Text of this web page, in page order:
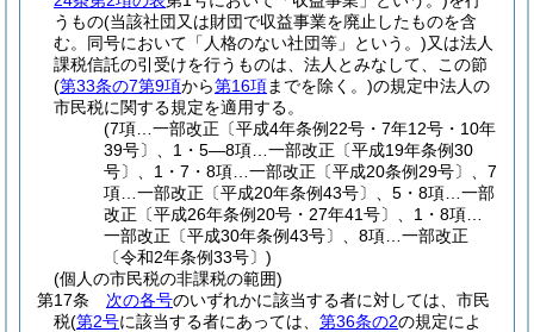
うもの(当該社団又は財団で収益事業を廃止したものを含
む。同号において「人格のない社団等」という。)又は法人
課税信託の引受けを行うものは、法人とみなして、この節
(第33条の7第9項から第16項までを除く。)の規定中法人の
市民税に関する規定を適用する。
(7項…一部改正〔平成4年条例22号・7年12号・10年
39号〕、1・5―8項…一部改正〔平成19年条例30
号〕、1・7・8項…一部改正〔平成20条例29号〕、7
項…一部改正〔平成20年条例43号〕、5・8項…一部
改正〔平成26年条例20号・27年41号〕、1・8項…
一部改正〔平成30年条例43号〕、8項…一部改正
〔令和2年条例33号〕)
(個人の市民税の非課税の範囲)
第17条
次の各号のいずれかに該当する者に対しては、市民
税(第2号に該当する者にあっては、 第36条の2の規定によ